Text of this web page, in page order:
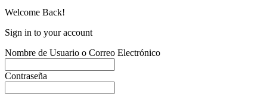
Welcome Back!
Sign in to your account
Nombre de Usuario o Correo Electrónico
Contraseña